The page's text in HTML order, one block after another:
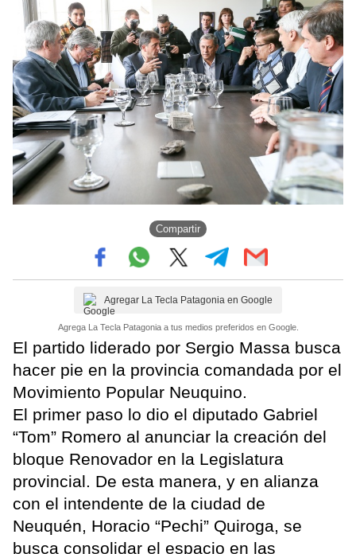
Compartir
Agregar La Tecla Patagonia en Google
Agrega La Tecla Patagonia a tus medios preferidos en Google.
El partido liderado por Sergio Massa busca
hacer pie en la provincia comandada por el
Movimiento Popular Neuquino.
El primer paso lo dio el diputado Gabriel
“Tom” Romero al anunciar la creación del
bloque Renovador en la Legislatura
provincial. De esta manera, y en alianza
con el intendente de la ciudad de
Neuquén, Horacio “Pechi” Quiroga, se
busca consolidar el espacio en las